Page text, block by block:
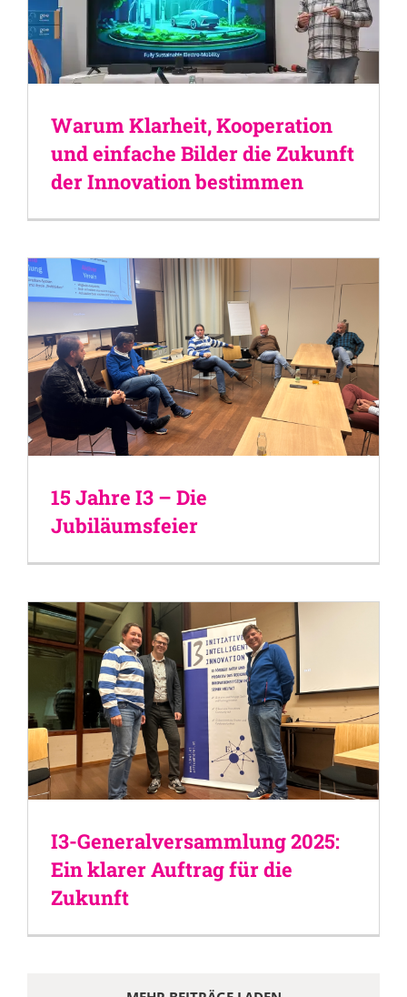
Warum Klarheit, Kooperation
und einfache Bilder die Zukunft
der Innovation bestimmen
15 Jahre I3 – Die
Jubiläumsfeier
I3-Generalversammlung 2025:
Ein klarer Auftrag für die
Zukunft